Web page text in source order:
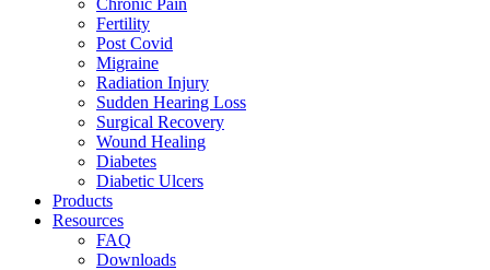
Chronic Pain
Fertility
Post Covid
Migraine
Radiation Injury
Sudden Hearing Loss
Surgical Recovery
Wound Healing
Diabetes
Diabetic Ulcers
Products
Resources
FAQ
Downloads